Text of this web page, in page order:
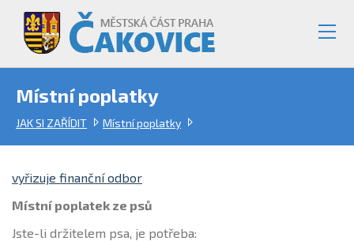
Místní poplatky
JAK SI ZAŘÍDIT Místní poplatky
vyřizuje finanční odbor
Místní poplatek ze psů
Jste-li držitelem psa, je potřeba: